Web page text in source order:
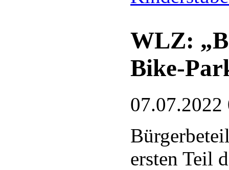
WLZ:
Bike-
07.07.2022
ersten Teil